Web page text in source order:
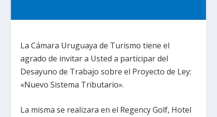
La Cámara Uruguaya de Turismo tiene el
agrado de invitar a Usted a participar del
Desayuno de Trabajo sobre el Proyecto de Ley:
«Nuevo Sistema Tributario».
La misma se realizara en el Regency Golf, Hotel